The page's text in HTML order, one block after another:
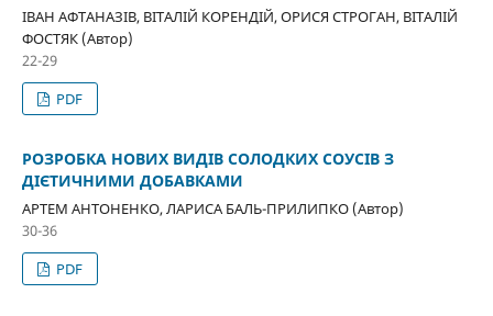
ІВАН АФТАНАЗІВ, ВІТАЛІЙ КОРЕНДІЙ, ОРИСЯ СТРОГАН, ВІТАЛІЙ
ФОСТЯК (Автор)
22-29
PDF
РОЗРОБКА НОВИХ ВИДІВ СОЛОДКИХ СОУСІВ З
ДІЄТИЧНИМИ ДОБАВКАМИ
АРТЕМ АНТОНЕНКО, ЛАРИСА БАЛЬ-ПРИЛИПКО (Автор)
30-36
PDF